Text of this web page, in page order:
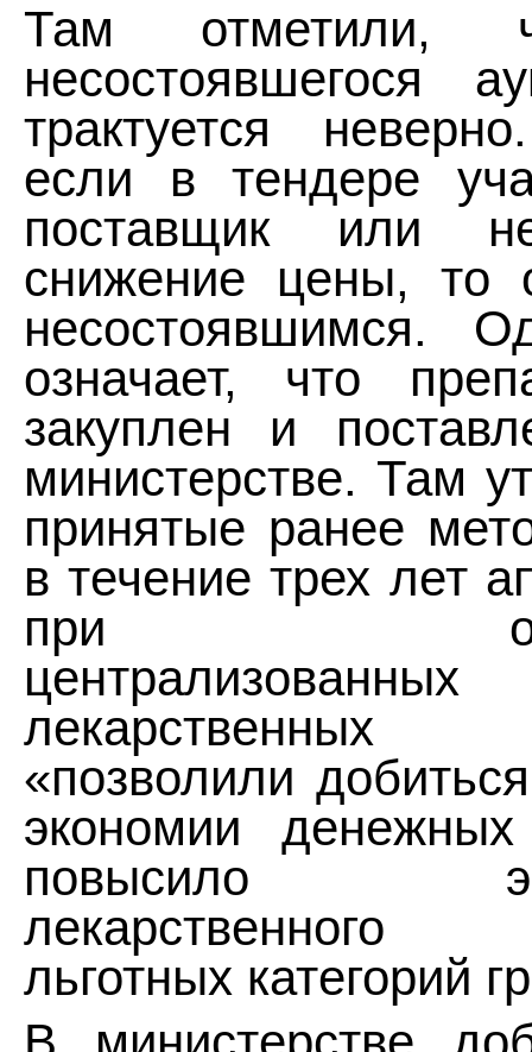
Там отметили,
несостоявшегося
трактуется
если в тендере
поставщик или
снижение цены, то
несостоявшимся.
означает, что
закуплен и
министерстве. Там
принятые ранее
в течение трех лет
при
лекарственных
«позволили
экономии
повысило
лекарственного
льготных категорий